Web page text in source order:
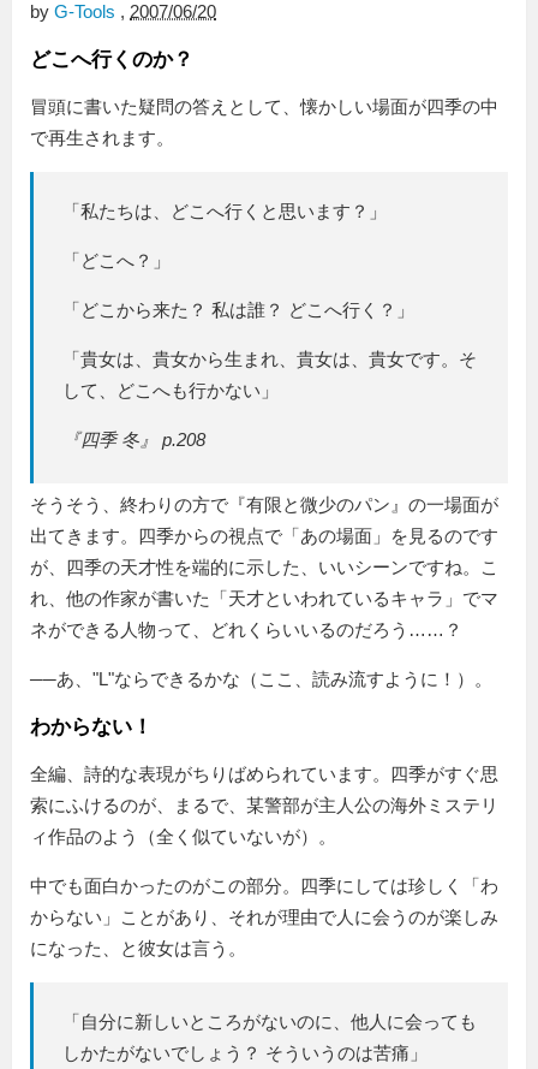
by G-Tools , 2007/06/20
どこへ行くのか？
冒頭に書いた疑問の答えとして、懐かしい場面が四季の中
で再生されます。
「私たちは、どこへ行くと思います？」
「どこへ？」
「どこから来た？ 私は誰？ どこへ行く？」
「貴女は、貴女から生まれ、貴女は、貴女です。そ
して、どこへも行かない」
『四季 冬』 p.208
そうそう、終わりの方で『有限と微少のパン』の一場面が
出てきます。四季からの視点で「あの場面」を見るのです
が、四季の天才性を端的に示した、いいシーンですね。こ
れ、他の作家が書いた「天才といわれているキャラ」でマ
ネができる人物って、どれくらいいるのだろう……？
──あ、"L"ならできるかな（ここ、読み流すように！）。
わからない！
全編、詩的な表現がちりばめられています。四季がすぐ思
索にふけるのが、まるで、某警部が主人公の海外ミステリ
ィ作品のよう（全く似ていないが）。
中でも面白かったのがこの部分。四季にしては珍しく「わ
からない」ことがあり、それが理由で人に会うのが楽しみ
になった、と彼女は言う。
「自分に新しいところがないのに、他人に会っても
しかたがないでしょう？ そういうのは苦痛」